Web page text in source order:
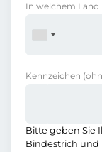
In welchem Land
Kennzeichen
Bitte geben Sie
Bindestrich und